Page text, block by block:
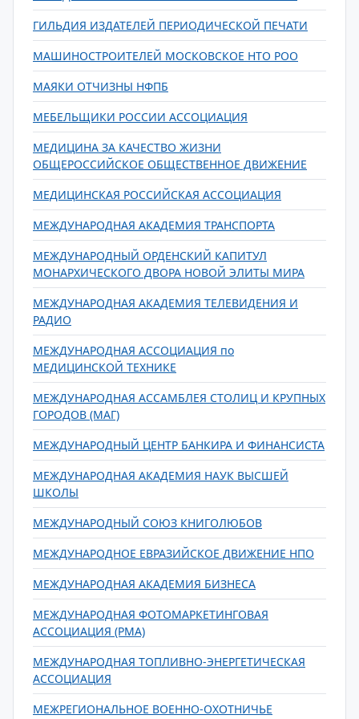
ГИЛЬДИЯ ИЗДАТЕЛЕЙ ПЕРИОДИЧЕСКОЙ ПЕЧАТИ
МАШИНОСТРОИТЕЛЕЙ МОСКОВСКОЕ НТО РОО
МАЯКИ ОТЧИЗНЫ НФПБ
МЕБЕЛЬЩИКИ РОССИИ АССОЦИАЦИЯ
МЕДИЦИНА ЗА КАЧЕСТВО ЖИЗНИ
ОБЩЕРОССИЙСКОЕ ОБЩЕСТВЕННОЕ ДВИЖЕНИЕ
МЕДИЦИНСКАЯ РОССИЙСКАЯ АССОЦИАЦИЯ
МЕЖДУНАРОДНАЯ АКАДЕМИЯ ТРАНСПОРТА
МЕЖДУНАРОДНЫЙ ОРДЕНСКИЙ КАПИТУЛ
МОНАРХИЧЕСКОГО ДВОРА НОВОЙ ЭЛИТЫ МИРА
МЕЖДУНАРОДНАЯ АКАДЕМИЯ ТЕЛЕВИДЕНИЯ И
РАДИО
МЕЖДУНАРОДНАЯ АССОЦИАЦИЯ по
МЕДИЦИНСКОЙ ТЕХНИКЕ
МЕЖДУНАРОДНАЯ АССАМБЛЕЯ СТОЛИЦ И КРУПНЫХ
ГОРОДОВ (МАГ)
МЕЖДУНАРОДНЫЙ ЦЕНТР БАНКИРА И ФИНАНСИСТА
МЕЖДУНАРОДНАЯ АКАДЕМИЯ НАУК ВЫСШЕЙ
ШКОЛЫ
МЕЖДУНАРОДНЫЙ СОЮЗ КНИГОЛЮБОВ
МЕЖДУНАРОДНОЕ ЕВРАЗИЙСКОЕ ДВИЖЕНИЕ НПО
МЕЖДУНАРОДНАЯ АКАДЕМИЯ БИЗНЕСА
МЕЖДУНАРОДНАЯ ФОТОМАРКЕТИНГОВАЯ
АССОЦИАЦИЯ (РМА)
МЕЖДУНАРОДНАЯ ТОПЛИВНО-ЭНЕРГЕТИЧЕСКАЯ
АССОЦИАЦИЯ
МЕЖРЕГИОНАЛЬНОЕ ВОЕННО-ОХОТНИЧЬЕ